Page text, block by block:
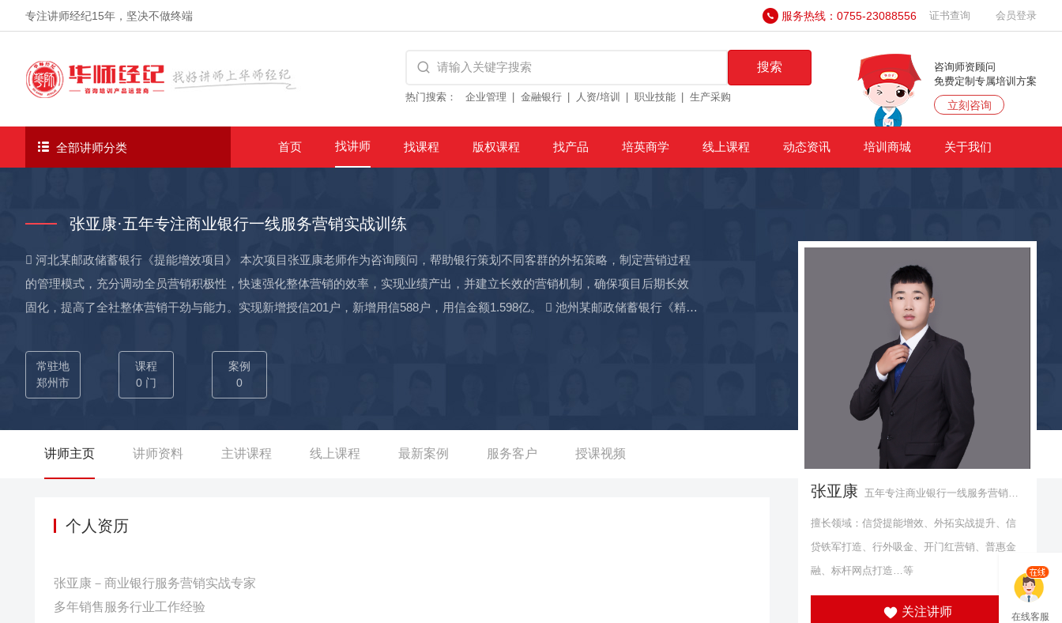
专注讲师经纪15年 ，坚决不做终端 服务热线：0755-23088556 证书查询 会员登录
搜索
热门搜索： 企业管理 金融银行 人资/培训 职业技能 生产采购
咨询师资顾问
免费定制专属培训方案
立刻咨询
全部讲师分类 首页 找讲师 找课程 版权课程 找产品 培英商学 线上课程 动态资讯 培训商城 关于我们
张亚康·五年专注商业银行一线服务营销实战训练
 河北某邮政储蓄银行《提能增效项目》 本次项目张亚康老师作为咨询顾问，帮助银行策划不同客群的外拓策略，制定营销过程
的管理模式，充分调动全员营销积极性，快速强化整体营销的效率，实现业绩产出，并建立长效的营销机制，确保项目后期长效
固化，提高了全社整体营销干劲与能力。实现新增授信201户，新增用信588户，用信金额1.598亿。  池州某邮政储蓄银行《精准
升业务素养，转营销思维为顾问式营销，并以赛代训的方式实现了全员营销，建立长效的营销机制。  六安某邮政储蓄银行《提
能增效项目》 本次项目张亚康老师作为咨询顾问，采用整体关键节点管控推动；线上、线下营销氛围打造；日常营销行为量管
控；营销问题复盘纠偏的思路进行辅导，电话营销加外拓营销实战带教，实战带教中树立营销信心，保障业绩产出及实现长效发
实战辅导提升客户经理的营销实战能力，辅导期间共计完成2055个有效外呼及711户拜访，添加微信640户，成功营销734万。 
提高了全社整体营销干劲与能力。  山东某农商银行《信贷铁军打造项目》 本次项目张亚康老师作为咨询顾问，从支行长、信贷
高度认可。  广东某农商银行《开门红产能提升辅导项目》 本次项目张亚康老师作为咨询顾问，进行开门红营销策划和组织工
作，建立领导组织包挂机制，进行战区划分，并组建内训师督导队伍，从营销业绩冲刺、营销氛围打造、营销技能提升、营销岗
常驻地
郑州市
课程
0 门
案例
0
讲师主页 讲师资料 主讲课程 线上课程 最新案例 服务客户 授课视频
个人资历
张亚康－商业银行服务营销实战专家
多年销售服务行业工作经验
张亚康
五年专注商业银行一线服务营销实
战训练
擅长领域：信贷提能增效、外拓实战提升、信
贷铁军打造、行外吸金、开门红营销、普惠金
融、标杆网点打造…等
关注讲师 在线客服